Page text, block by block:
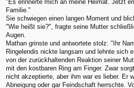
"Es erinnerte mich an meine Heimat. Jetzt
Familie."
Sie schwiegen einen langen Moment und
"Wie heißt sie?", fragte seine Mutter
Augen.
Mathan grinste und antwortete stolz: "Ihr
Ringelendis nickte langsam und lehnte sich
von der zurückhaltenden Reaktion seiner
mit den kostbaren Ring am Finger. Zwar
nicht akzeptierte, aber ihm war es lieber. Er
Abneigung oder gar Feindschaft herrschte.